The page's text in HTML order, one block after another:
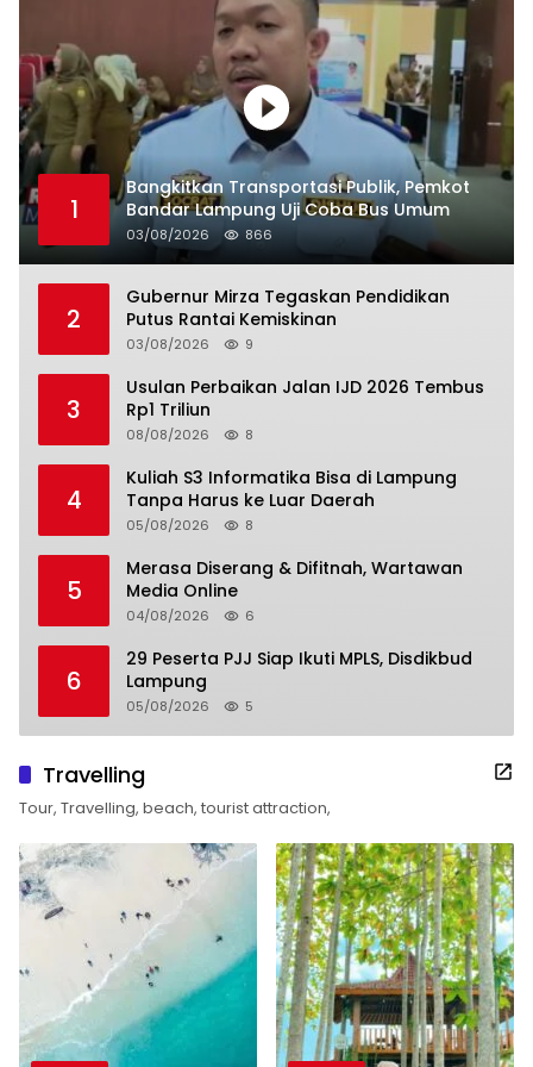
1
Bangkitkan Transportasi Publik, Pemkot
Bandar Lampung Uji Coba Bus Umum
03/08/2026 866
2
Gubernur Mirza Tegaskan Pendidikan
Putus Rantai Kemiskinan
03/08/2026 9
3
Usulan Perbaikan Jalan IJD 2026 Tembus
Rp1 Triliun
08/08/2026 8
4
Kuliah S3 Informatika Bisa di Lampung
Tanpa Harus ke Luar Daerah
05/08/2026 8
5
Merasa Diserang & Difitnah, Wartawan
Media Online
04/08/2026 6
6
29 Peserta PJJ Siap Ikuti MPLS, Disdikbud
Lampung
05/08/2026 5
Travelling
Tour, Travelling, beach, tourist attraction,